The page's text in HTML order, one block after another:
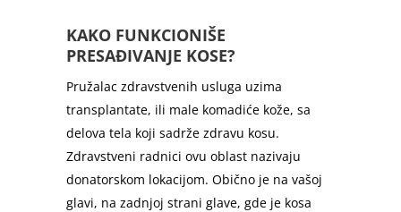
KAKO FUNKCIONIŠE
PRESAĐIVANJE KOSE?
Pružalac zdravstvenih usluga uzima
transplantate, ili male komadiće kože, sa
delova tela koji sadrže zdravu kosu.
Zdravstveni radnici ovu oblast nazivaju
donatorskom lokacijom. Obično je na vašoj
glavi, na zadnjoj strani glave, gde je kosa